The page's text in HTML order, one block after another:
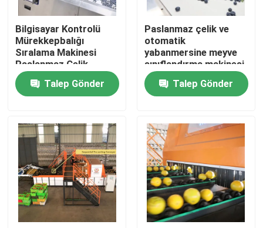
Ana sayfa
VİDEOLAR
VR Gösterisi
Hakkımızda
Bilgisayar Kontrolü
Mürekkepbalığı
Sıralama Makinesi
Paslanmaz Çelik
Talep Gönder
Paslanmaz çelik ve
otomatik
yabanmersine meyve
sınıflandırma makinesi
- 99.9% doğruluk
Talep Gönder